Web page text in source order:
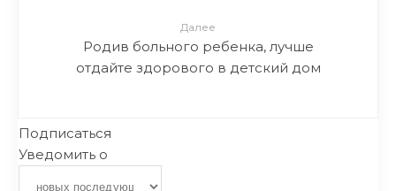
Далее
Родив больного ребенка, лучше
отдайте здорового в детский дом
Подписаться
Уведомить о